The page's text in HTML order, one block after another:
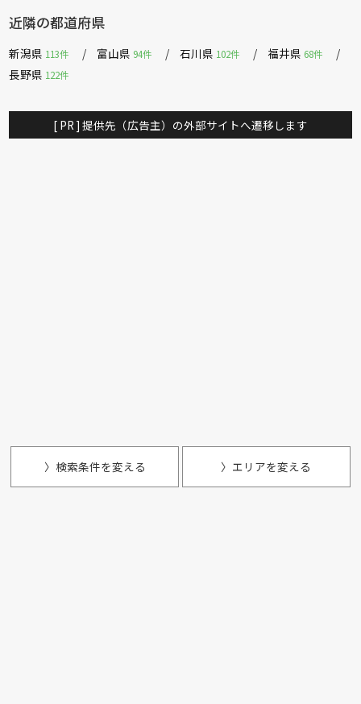
近隣の都道府県
新潟県 113件 富山県 94件 石川県 102件 福井県 68件
長野県 122件
[ PR ] 提供先（広告主）の外部サイトへ遷移します
〉検索条件を変える 〉エリアを変える